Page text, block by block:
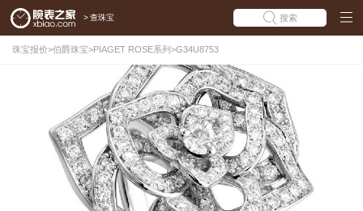
> 查珠宝 搜索
珠宝报价>伯爵珠宝>PIAGET ROSE系列 >G34U8753